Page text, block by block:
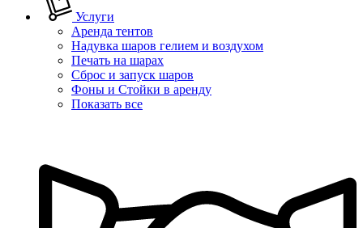
Услуги
Аренда тентов
Надувка шаров гелием и воздухом
Печать на шарах
Сброс и запуск шаров
Фоны и Стойки в аренду
Показать все